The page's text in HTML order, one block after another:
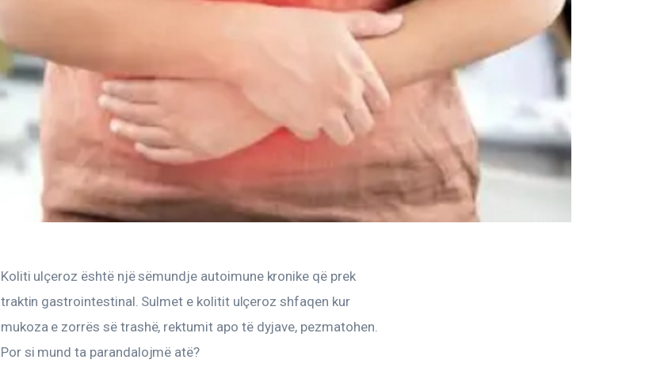
Koliti ulçeroz është një sëmundje autoimune kronike që prek
traktin gastrointestinal. Sulmet e kolitit ulçeroz shfaqen kur
mukoza e zorrës së trashë, rektumit apo të dyjave, pezmatohen.
Por si mund ta parandalojmë atë?